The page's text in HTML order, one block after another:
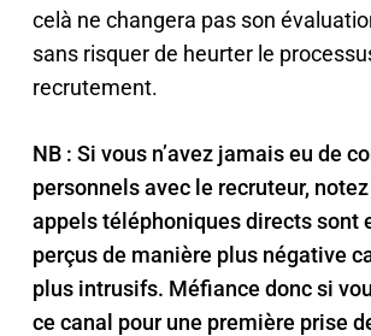
celà ne changera pas son
sans risquer de heurter le
recrutement.
NB : Si vous n’avez jamais eu de
personnels avec le recruteur,
appels téléphoniques directs sont
perçus de manière plus négative
plus intrusifs. Méfiance donc si
ce canal pour une première prise